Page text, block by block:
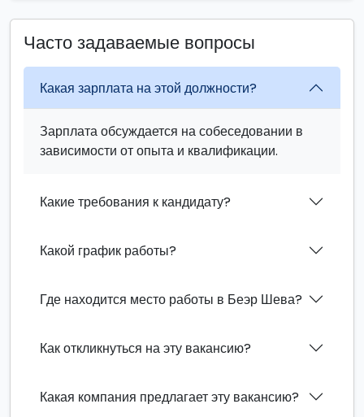
Часто задаваемые вопросы
Какая зарплата на этой должности?
Зарплата обсуждается на собеседовании в
зависимости от опыта и квалификации.
Какие требования к кандидату?
Какой график работы?
Где находится место работы в Беэр Шева?
Как откликнуться на эту вакансию?
Какая компания предлагает эту вакансию?